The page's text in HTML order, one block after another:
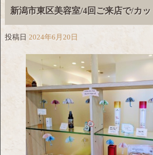
新潟市東区美容室/4回ご来店で/カッ
投稿日 2024年6月20日